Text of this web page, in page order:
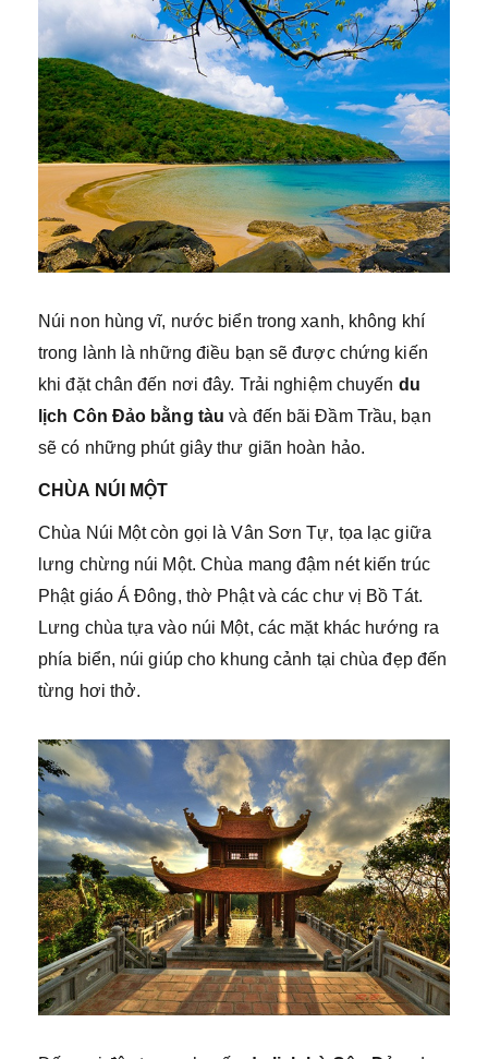
Núi non hùng vĩ, nước biển trong xanh, không khí
trong lành là những điều bạn sẽ được chứng kiến
khi đặt chân đến nơi đây. Trải nghiệm chuyến du
lịch Côn Đảo bằng tàu và đến bãi Đầm Trầu, bạn
sẽ có những phút giây thư giãn hoàn hảo.
CHÙA NÚI MỘT
Chùa Núi Một còn gọi là Vân Sơn Tự, tọa lạc giữa
lưng chừng núi Một. Chùa mang đậm nét kiến trúc
Phật giáo Á Đông, thờ Phật và các chư vị Bồ Tát.
Lưng chùa tựa vào núi Một, các mặt khác hướng ra
phía biển, núi giúp cho khung cảnh tại chùa đẹp đến
từng hơi thở.